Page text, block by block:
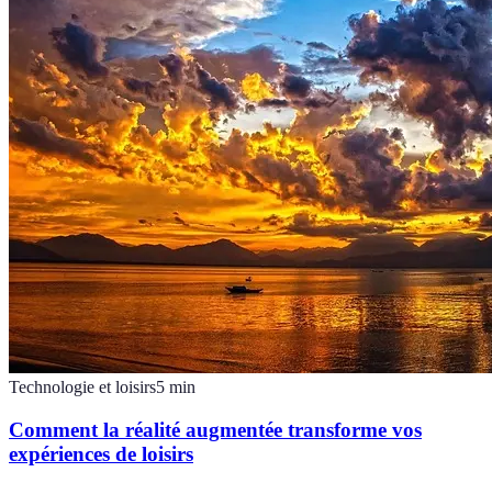
Technologie et loisirs5 min
Comment la réalité augmentée transforme vos
expériences de loisirs